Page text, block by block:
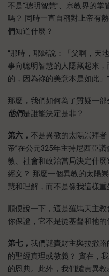
不是“聰明智慧”、宗教界的
嗎？ 同時一直自稱對上帝有
們知道什麼？
“那時，耶穌說：「父啊，天
事向聰明智慧的人隱藏起來
的，因為祢的美意本是如此」
那麼，我們如何為了質疑一
他們是誰能決定是非？
第六， 不是異教的太陽崇拜
帝”在公元325年主持尼西亞
教、社會和政治當局決定什
經文？ 那麼一個異教的太陽
慧和理解，而不是像我這樣重
順便說一下，這是羅馬天主
你保證，它不是從基督和祂的
第七， 我們譴責財主與拉撒
的聖經真理或教義？ 實在，
的恩典。此外，我們譴責異